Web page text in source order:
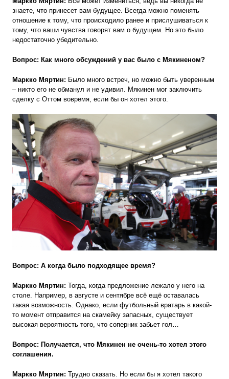
знаете, что принесет вам будущее. Всегда можно поменять
отношение к тому, что происходило ранее и прислушиваться к
тому, что ваши чувства говорят вам о будущем. Но это было
недостаточно убедительно.
Вопрос: Как много обсуждений у вас было с Мякиненом?
Маркко Мяртин: Было много встреч, но можно быть уверенным
– никто его не обманул и не удивил. Мякинен мог заключить
сделку с Оттом вовремя, если бы он хотел этого.
Вопрос: А когда было подходящее время?
Маркко Мяртин: Тогда, когда предложение лежало у него на
столе. Например, в августе и сентябре всё ещё оставалась
такая возможность. Однако, если футбольный вратарь в какой-
то момент отправится на скамейку запасных, существует
высокая вероятность того, что соперник забьет гол…
Вопрос: Получается, что Мякинен не очень-то хотел этого
соглашения.
Маркко Мяртин: Трудно сказать. Но если бы я хотел такого